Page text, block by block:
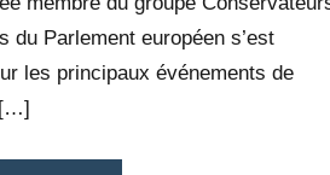
du Parlement européen s’est
les principaux événements de
[…]